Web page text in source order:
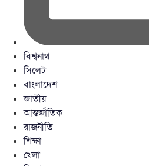
বিশ্বনাথ
সিলেট
বাংলাদেশ
জাতীয়
আন্তর্জাতিক
রাজনীতি
শিক্ষা
খেলা